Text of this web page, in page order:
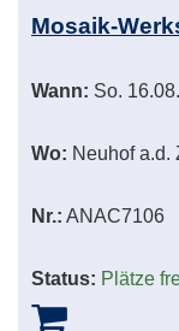
Mosaik-
Wann: So.
Wo: Neuhof a.d.
Nr.: ANAC7106
Status: Plätze